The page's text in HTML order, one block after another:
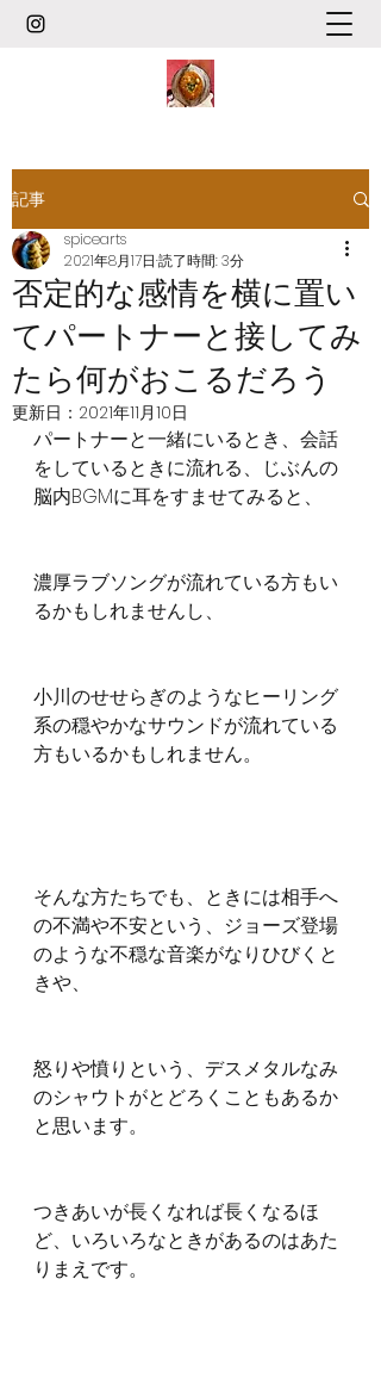
記事
否定的な感情を横に置い
てパートナーと接してみ
たら何がおこるだろう
spicearts
2021年8月17日 読了時間: 3分
更新日： 2021年11月10日
パートナーと一緒にいるとき、会話
をしているときに流れる、じぶんの
脳内BGMに耳をすませてみると、
濃厚ラブソングが流れている方もい
るかもしれませんし、
小川のせせらぎのようなヒーリング
系の穏やかなサウンドが流れている
方もいるかもしれません。
そんな方たちでも、ときには相手へ
の不満や不安という、ジョーズ登場
のような不穏な音楽がなりひびくと
きや、
怒りや憤りという、デスメタルなみ
のシャウトがとどろくこともあるか
と思います。
つきあいが長くなれば長くなるほ
ど、いろいろなときがあるのはあた
りまえです。